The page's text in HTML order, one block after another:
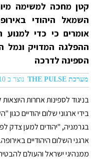
קטן מחכה למשימה
השמאל היהודי
אומרים כי כדי למנוע
ההפלגה המדויק ונמל
הספינה לדרכה
מערכת THE PULSE נוצר ב 06.06.2010 01:06
בניגוד לספינות אחרות
בידי ארגוני שלום יהודיים
בגרמניה, "יהודים למען צדק
ארגני השלום היהודיים
ממנהיגי ישראל והעולם